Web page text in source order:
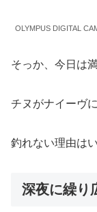
OLYMPUS DIGITAL
そっか、今日は満
チヌがナイーヴ
釣れない理由は
深夜に繰り